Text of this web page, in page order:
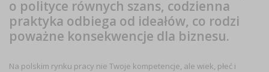
o polityce równych szans, codzienna
praktyka odbiega od ideałów, co rodzi
poważne konsekwencje dla biznesu.
Na polskim rynku pracy nie Twoje kompetencje, ale wiek, płeć i